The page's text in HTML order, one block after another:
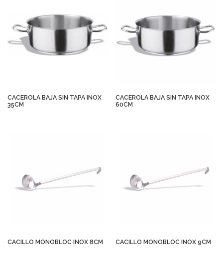
CACEROLA BAJA SIN TAPA INOX
35CM
CACEROLA BAJA SIN TAPA INOX
60CM
CACILLO MONOBLOC INOX 8CM CACILLO MONOBLOC INOX 9CM